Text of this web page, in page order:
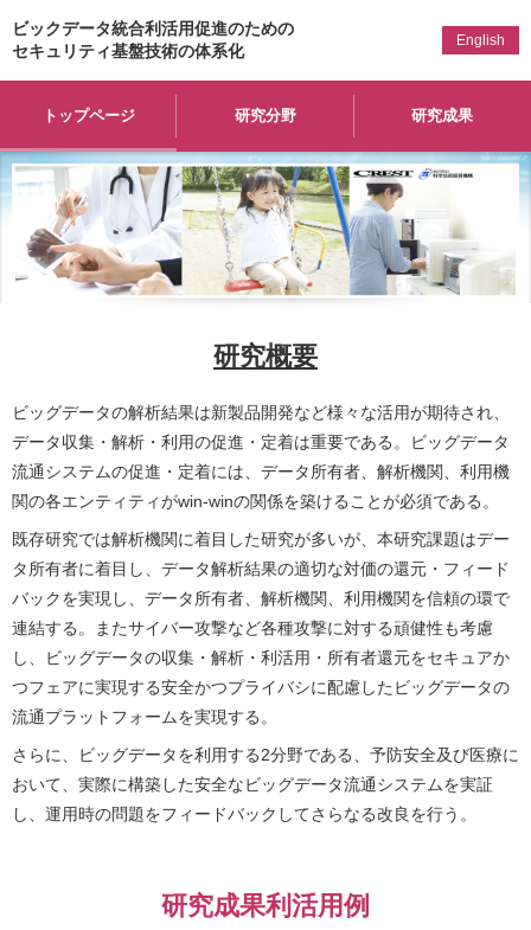
ビックデータ統合利活用促進のための
セキュリティ基盤技術の体系化
English
トップページ 研究分野 研究成果
研究概要
ビッグデータの解析結果は新製品開発など様々な活用が期待され、
データ収集・解析・利用の促進・定着は重要である。ビッグデータ
流通システムの促進・定着には、データ所有者、解析機関、利用機
関の各エンティティがwin-winの関係を築けることが必須である。
既存研究では解析機関に着目した研究が多いが、本研究課題はデー
タ所有者に着目し、データ解析結果の適切な対価の還元・フィード
バックを実現し、データ所有者、解析機関、利用機関を信頼の環で
連結する。またサイバー攻撃など各種攻撃に対する頑健性も考慮
し、ビッグデータの収集・解析・利活用・所有者還元をセキュアか
つフェアに実現する安全かつプライバシに配慮したビッグデータの
流通プラットフォームを実現する。
さらに、ビッグデータを利用する2分野である、予防安全及び医療に
おいて、実際に構築した安全なビッグデータ流通システムを実証
し、運用時の問題をフィードバックしてさらなる改良を行う。
研究成果利活用例